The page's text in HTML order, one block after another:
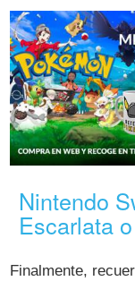
Nintendo
Escarlata
Finalmente,